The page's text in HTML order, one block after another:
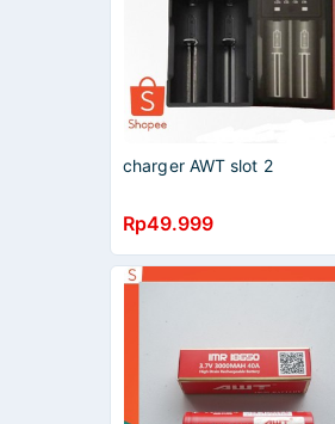
charger AWT slot 2
Rp49.999